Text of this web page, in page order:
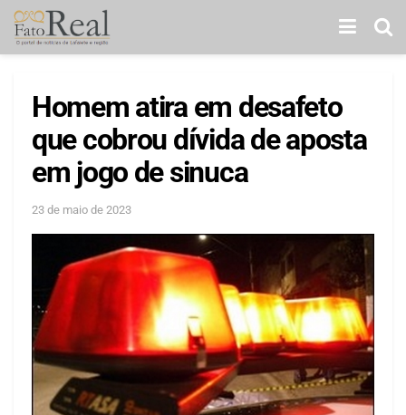
Homem atira em desafeto
que cobrou dívida de aposta
em jogo de sinuca
23 de maio de 2023